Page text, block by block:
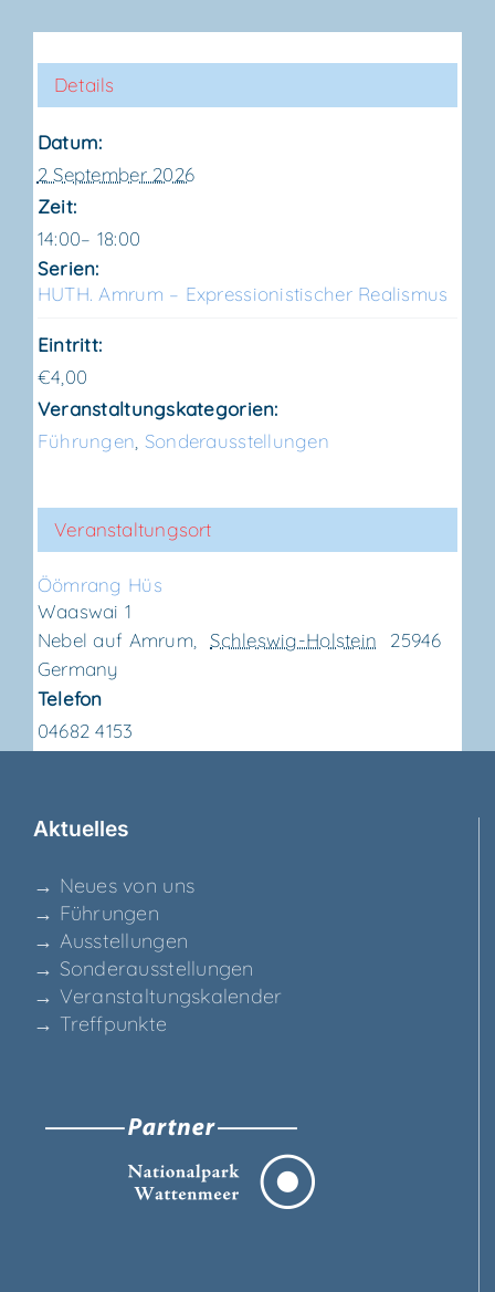
Details
Datum:
2 September 2026
Zeit:
14:00– 18:00
Serien:
HUTH. Amrum – Expres­sio­nis­ti­scher Realismus
Eintritt:
€4,00
Veranstaltungskategorien:
Führungen Sonderausstellungen
Veranstaltungsort
Ööm­rang Hüs
Waaswai 1
Nebel auf Amrum
Schleswig-Holstein
25946
Germany
Telefon
04682 4153
Aktu­el­les
→ Neu­es von uns
→ Füh­run­gen
→ Aus­stel­lun­gen
→ Son­der­aus­stel­lun­gen
→ Ver­an­stal­tungs­ka­len­der
→ Treff­punk­te